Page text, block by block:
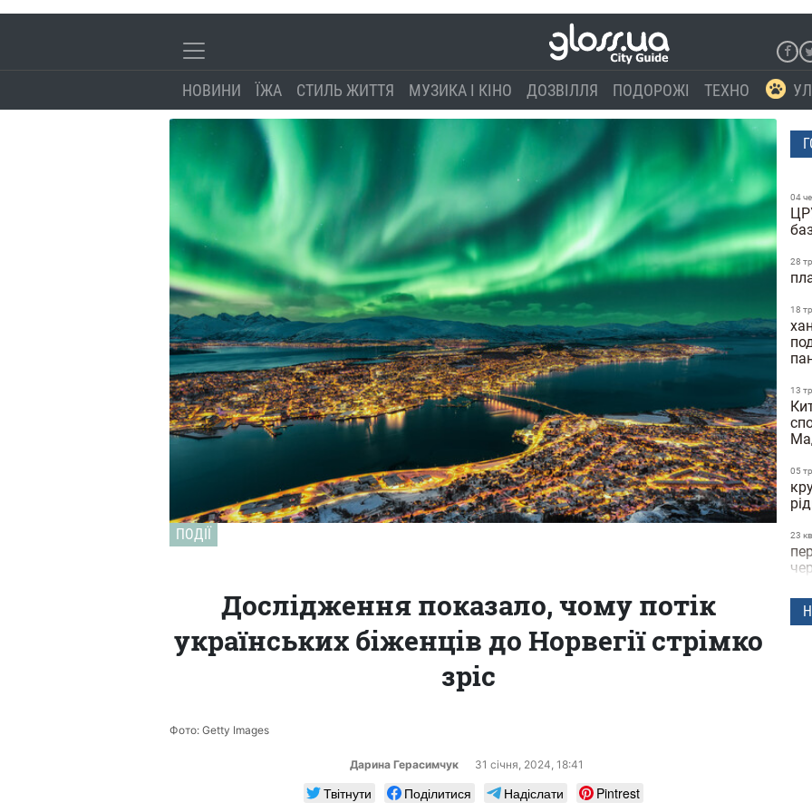
НОВИНИ ЇЖА СТИЛЬ ЖИТТЯ МУЗИКА І КІНО ДОЗВІЛЛЯ ПОДОРОЖІ ТЕХНО
ПОДІЇ
Дослідження показало, чому потік
українських біженців до Норвегії стрімко
зріс
Фото: Getty Images
Дарина Герасимчук 31 сiчня, 2024, 18:41
Твітнути Поділитися Надіслати
Pintrest
04
28
18
13
05
23
22